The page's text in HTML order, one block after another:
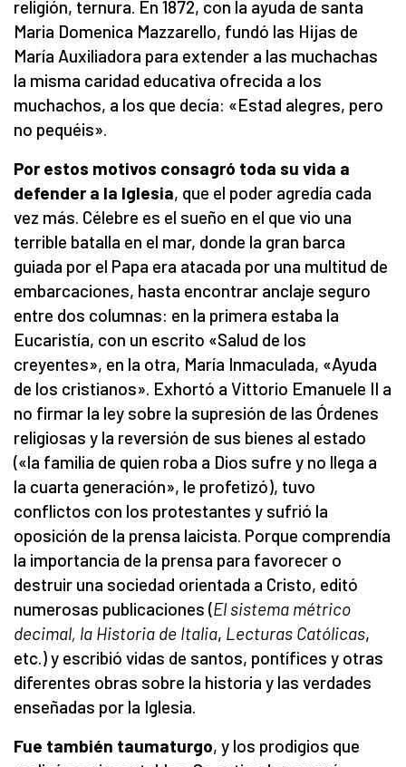
religión, ternura. En 1872, con la ayuda de santa
Maria Domenica Mazzarello, fundó las Hijas de
María Auxiliadora para extender a las muchachas
la misma caridad educativa ofrecida a los
muchachos, a los que decía: «Estad alegres, pero
no pequéis».
Por estos motivos consagró toda su vida a
defender a la Iglesia, que el poder agredía cada
vez más. Célebre es el sueño en el que vio una
terrible batalla en el mar, donde la gran barca
guiada por el Papa era atacada por una multitud de
embarcaciones, hasta encontrar anclaje seguro
entre dos columnas: en la primera estaba la
Eucaristía, con un escrito «Salud de los
creyentes», en la otra, María Inmaculada, «Ayuda
de los cristianos». Exhortó a Vittorio Emanuele II a
no firmar la ley sobre la supresión de las Órdenes
religiosas y la reversión de sus bienes al estado
(«la familia de quien roba a Dios sufre y no llega a
la cuarta generación», le profetizó), tuvo
conflictos con los protestantes y sufrió la
oposición de la prensa laicista. Porque comprendía
la importancia de la prensa para favorecer o
destruir una sociedad orientada a Cristo, editó
numerosas publicaciones (El sistema métrico
decimal, la Historia de Italia, Lecturas Católicas,
etc.) y escribió vidas de santos, pontífices y otras
diferentes obras sobre la historia y las verdades
enseñadas por la Iglesia.
Fue también taumaturgo, y los prodigios que